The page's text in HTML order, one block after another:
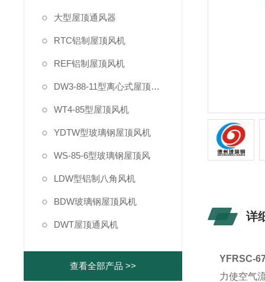
大型屋顶通风器
RTC铝制屋顶风机
REF铝制屋顶风机
DW3-88-11型离心式屋顶风机
WT4-85型屋顶风机
YDTW型玻璃钢屋顶风机
WS-85-6型玻璃钢屋顶风
LDW型铝制八角风机
BDW玻璃钢屋顶风机
DWT屋顶通风机
查看全部产品 >>
详
YFRSC-
力使空气